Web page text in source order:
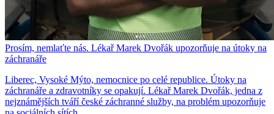
Prosím, nemlaťte nás. Lékař Marek Dvořák upozorňuje na útoky na
záchranáře
Liberec, Vysoké Mýto, nemocnice po celé republice. Útoky na
záchranáře a zdravotníky se opakují. Lékař Marek Dvořák, jedna z
nejznámějších tváří české záchranné služby, na problém upozorňuje